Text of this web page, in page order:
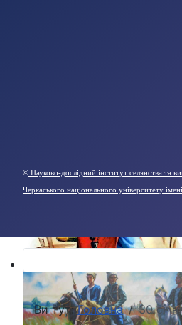
Ви тут:Головна 30
© Науково-дослідний інститут селянства та
Черкаського національного університету